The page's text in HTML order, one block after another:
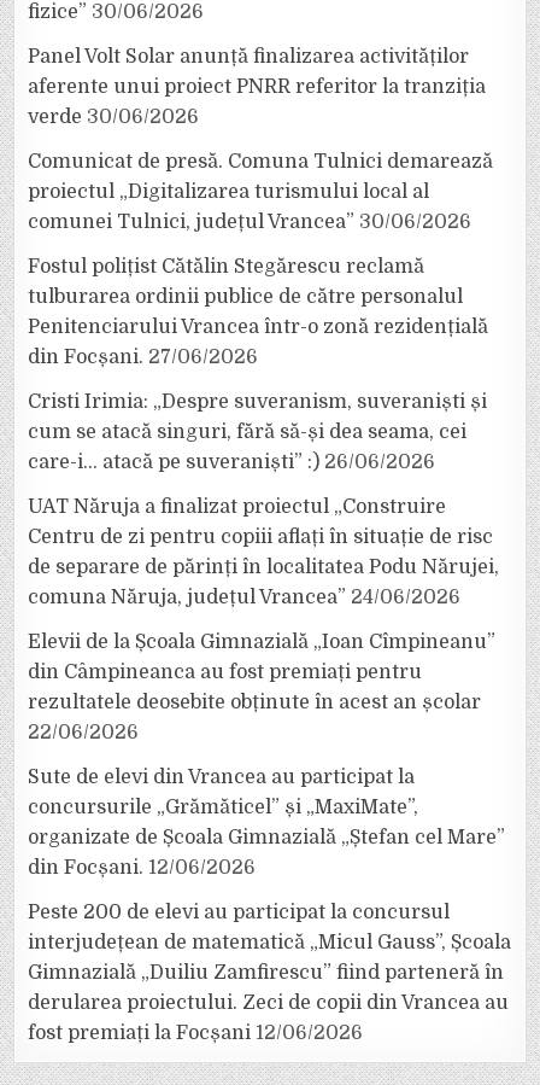
fizice” 30/06/2026
Panel Volt Solar anunță finalizarea activităților
aferente unui proiect PNRR referitor la tranziția
verde 30/06/2026
Comunicat de presă. Comuna Tulnici demarează
proiectul „Digitalizarea turismului local al
comunei Tulnici, județul Vrancea” 30/06/2026
Fostul polițist Cătălin Stegărescu reclamă
tulburarea ordinii publice de către personalul
Penitenciarului Vrancea într-o zonă rezidențială
din Focșani. 27/06/2026
Cristi Irimia: „Despre suveranism, suveraniști și
cum se atacă singuri, fără să-și dea seama, cei
care-i… atacă pe suveraniști” :) 26/06/2026
UAT Năruja a finalizat proiectul „Construire
Centru de zi pentru copiii aflați în situație de risc
de separare de părinți în localitatea Podu Nărujei,
comuna Năruja, județul Vrancea” 24/06/2026
Elevii de la Școala Gimnazială „Ioan Cîmpineanu”
din Câmpineanca au fost premiați pentru
rezultatele deosebite obținute în acest an școlar
22/06/2026
Sute de elevi din Vrancea au participat la
concursurile „Grămăticel” și „MaxiMate”,
organizate de Școala Gimnazială „Ștefan cel Mare”
din Focșani. 12/06/2026
Peste 200 de elevi au participat la concursul
interjudețean de matematică „Micul Gauss”, Școala
Gimnazială „Duiliu Zamfirescu” fiind parteneră în
derularea proiectului. Zeci de copii din Vrancea au
fost premiați la Focșani 12/06/2026